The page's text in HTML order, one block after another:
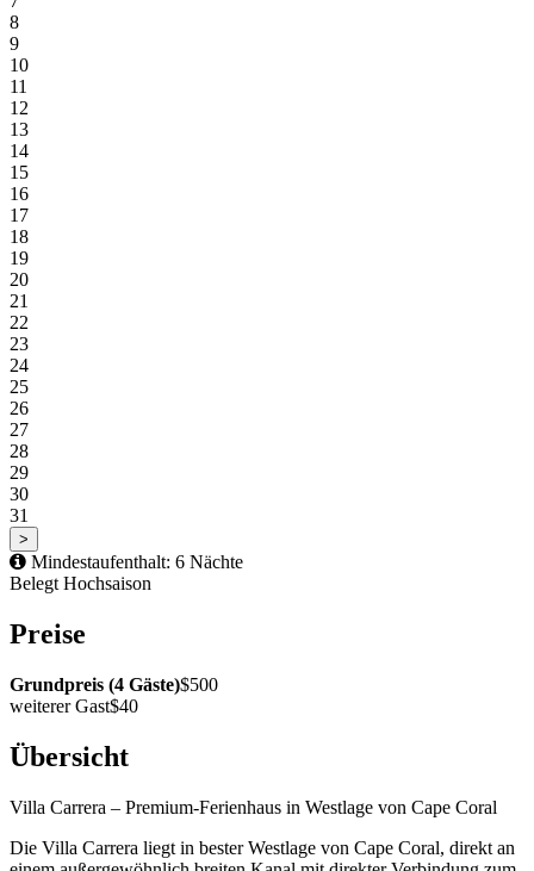
8
9
10
11
12
13
14
15
16
17
18
19
20
21
22
23
24
25
26
27
28
29
30
31
>
Mindestaufenthalt: 6 Nächte
Belegt Hochsaison
Preise
Grundpreis (4 Gäste)$500
weiterer Gast$40
Übersicht
Villa Carrera – Premium-Ferienhaus in Westlage von Cape Coral
Die Villa Carrera liegt in bester Westlage von Cape Coral, direkt an